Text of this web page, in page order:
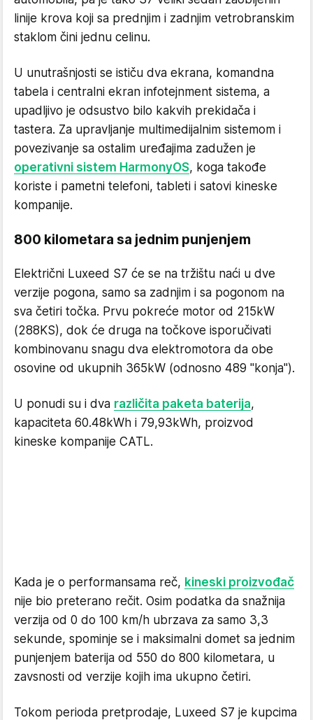
linije krova koji sa prednjim i zadnjim vetrobranskim
staklom čini jednu celinu.
U unutrašnjosti se ističu dva ekrana, komandna
tabela i centralni ekran infotejnment sistema, a
upadljivo je odsustvo bilo kakvih prekidača i
tastera. Za upravljanje multimedijalnim sistemom i
povezivanje sa ostalim uređajima zadužen je
operativni sistem HarmonyOS, koga takođe
koriste i pametni telefoni, tableti i satovi kineske
kompanije.
800 kilometara sa jednim punjenjem
Električni Luxeed S7 će se na tržištu naći u dve
verzije pogona, samo sa zadnjim i sa pogonom na
sva četiri točka. Prvu pokreće motor od 215kW
(288KS), dok će druga na točkove isporučivati
kombinovanu snagu dva elektromotora da obe
osovine od ukupnih 365kW (odnosno 489 "konja").
U ponudi su i dva različita paketa baterija,
kapaciteta 60.48kWh i 79,93kWh, proizvod
kineske kompanije CATL.
Kada je o performansama reč, kineski proizvođač
nije bio preterano rečit. Osim podatka da snažnija
verzija od 0 do 100 km/h ubrzava za samo 3,3
sekunde, spominje se i maksimalni domet sa jednim
punjenjem baterija od 550 do 800 kilometara, u
zavsnosti od verzije kojih ima ukupno četiri.
Tokom perioda pretprodaje, Luxeed S7 je kupcima